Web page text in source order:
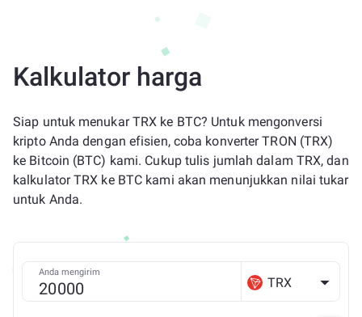
Kalkulator harga
Siap untuk menukar TRX ke BTC? Untuk mengonversi
kripto Anda dengan efisien, coba konverter TRON (TRX)
ke Bitcoin (BTC) kami. Cukup tulis jumlah dalam TRX, dan
kalkulator TRX ke BTC kami akan menunjukkan nilai tukar
untuk Anda.
Anda mengirim
TRX